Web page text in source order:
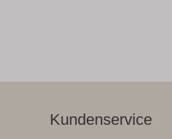
Kundenservice